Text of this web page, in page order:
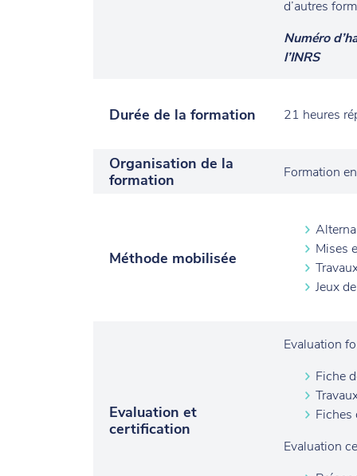
d’autres
Numéro
l’INRS
Durée de la formation 21 heures
Organisation de la
formation
Formation
Méthode mobilisée
Mises
Jeux
Evaluation et
certification
Evaluation
Fiche
Fiches
Evaluation